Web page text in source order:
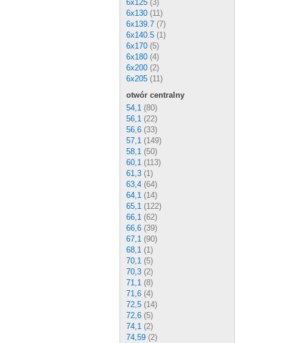
6x125 (3)
6x130 (11)
6x139.7 (7)
6x140.5 (1)
6x170 (5)
6x180 (4)
6x200 (2)
6x205 (11)
otwór centralny
54,1 (80)
56,1 (22)
56,6 (33)
57,1 (149)
58,1 (50)
60,1 (113)
61,3 (1)
63,4 (64)
64,1 (14)
65,1 (122)
66,1 (62)
66,6 (39)
67,1 (90)
68,1 (1)
70,1 (5)
70,3 (2)
71,1 (8)
71,6 (4)
72,5 (14)
72,6 (5)
74,1 (2)
74,59 (2)